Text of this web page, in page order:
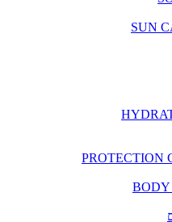
SUN
PROTECTION
BODY